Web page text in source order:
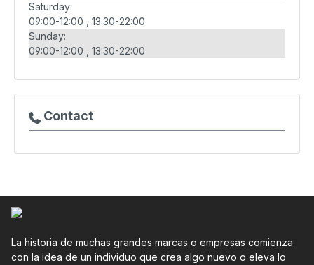
Saturday:
09:00-12:00
13:30-22:00
Sunday:
09:00-12:00
13:30-22:00
Contact
La historia de muchas grandes marcas o empresas comienza
con la idea de un individuo que crea algo nuevo o eleva lo